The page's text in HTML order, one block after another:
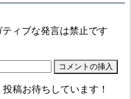
ィブな発言は禁止です
稿お待ちしています！